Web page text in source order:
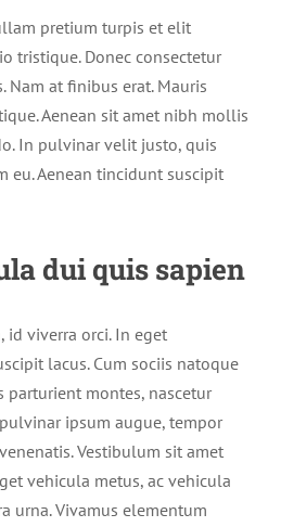
pretium turpis et elit
tristique. Donec consectetur
Nam at finibus erat. Mauris
Aenean sit amet nibh mollis
In pulvinar velit justo, quis
eu. Aenean tincidunt suscipit
dui quis sapien
id viverra orci. In eget
lacus. Cum sociis natoque
parturient montes, nascetur
ipsum augue, tempor
Vestibulum sit amet
vehicula metus, ac vehicula
urna. Vivamus elementum